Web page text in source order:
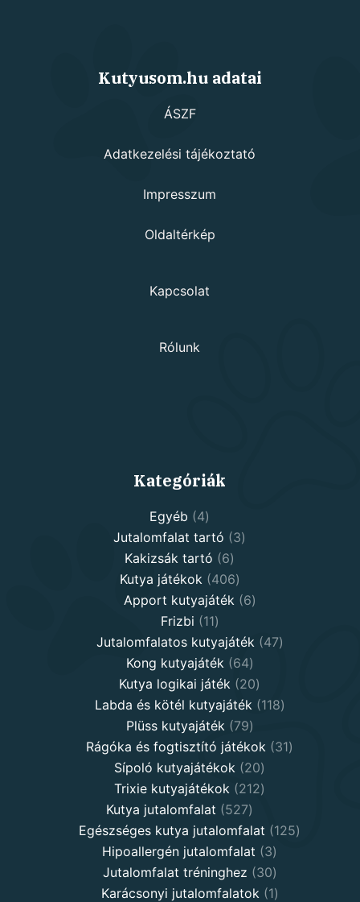
Kutyusom.hu adatai
ÁSZF
Adatkezelési tájékoztató
Impresszum
Oldaltérkép
Kapcsolat
Rólunk
Kategóriák
Egyéb 44
products
Jutalomfalat tartó 33
Kakizsák tartó 66
products
Kutya játékok 406406
products
Apport kutyajáték 66
Frizbi 1111
products
Jutalomfalatos kutyajáték 4747
Kong kutyajáték 6464
products
Kutya logikai játék 2020
products
Labda és kötél kutyajáték 118118
Plüss kutyajáték 7979
products
Rágóka és fogtisztító játékok 3131
Sípoló kutyajátékok 2020
products
Trixie kutyajátékok 212212
Kutya jutalomfalat 527527
products
Egészséges kutya jutalomfalat 125125
Hipoallergén jutalomfalat 33
products
Jutalomfalat tréninghez 3030
products
Karácsonyi jutalomfalatok 11